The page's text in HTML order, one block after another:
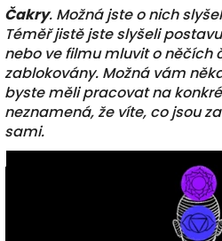
Čakry. Možná jste o nich
Téměř jistě jste slyšeli
nebo ve filmu mluvit o něčích
zablokovány. Možná vám
byste měli pracovat na
neznamená, že víte, co jsou
sami.